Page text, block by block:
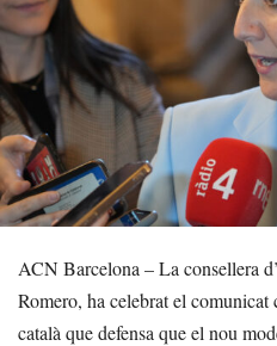
ACN Barcelona – La consellera
Romero, ha celebrat el
català que defensa que el nou